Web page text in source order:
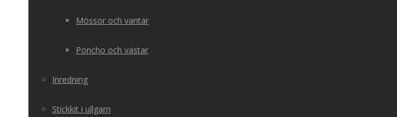
Mössor och vantar
Poncho och västar
Inredning
Stickkit i ullgarn